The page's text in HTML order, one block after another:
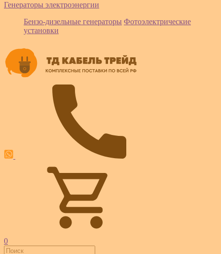
Генераторы электроэнергии
Бензо-дизельные генераторы Фотоэлектрические
установки
0